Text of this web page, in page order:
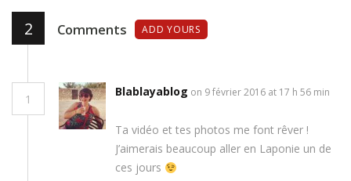
2 Comments ADD YOURS
1
Blablayablog on 9 février 2016 at 17 h 56 min
Ta vidéo et tes photos me font rêver !
J’aimerais beaucoup aller en Laponie un de
ces jours